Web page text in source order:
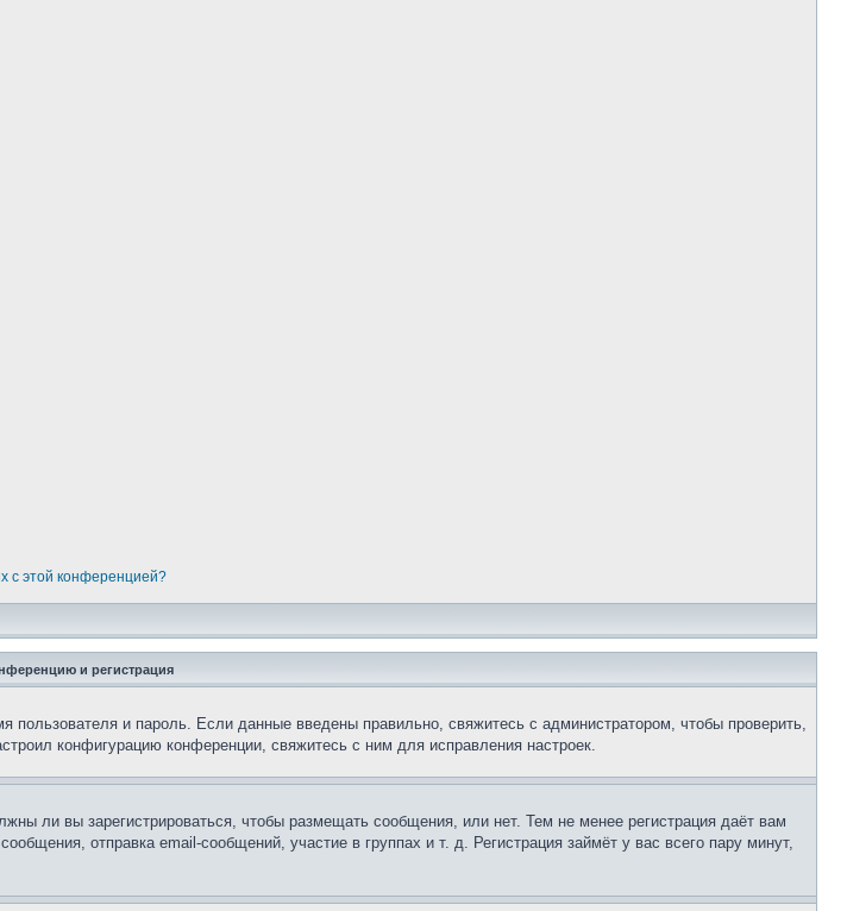
с этой конференцией?
и регистрация
и пароль. Если данные введены правильно, свяжитесь с администратором, чтобы проверить,
конфигурацию конференции, свяжитесь с ним для исправления настроек.
ли вы зарегистрироваться, чтобы размещать сообщения, или нет. Тем не менее регистрация даёт вам
отправка email-сообщений, участие в группах и т. д. Регистрация займёт у вас всего пару минут,